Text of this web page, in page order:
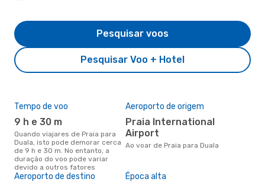
Pesquisar Voo + Hotel
Pesquisar voos
Tempo de voo
9 h e 30 m
Quando viajares de Praia para
Duala, isto pode demorar cerca
de 9 h e 30 m. No entanto, a
duração do voo pode variar
devido a outros fatores
Aeroporto de origem
Praia International
Airport
Ao voar de Praia para Duala
Aeroporto de destino Época alta